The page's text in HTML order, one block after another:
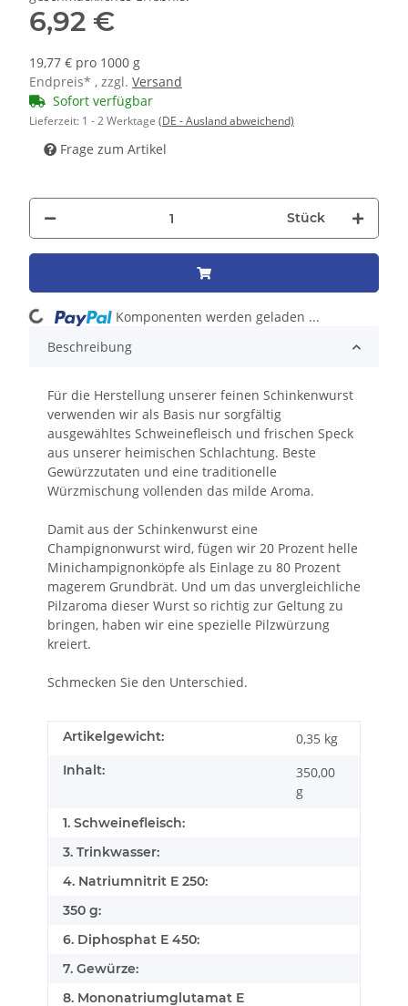
6,92 €
19,77 € pro 1000 g
Endpreis* , zzgl. Versand
Sofort verfügbar
Lieferzeit: 1 - 2 Werktage (DE - Ausland abweichend)
Frage zum Artikel
Stück
Komponenten werden geladen ...
Beschreibung
Für die Herstellung unserer feinen Schinkenwurst
verwenden wir als Basis nur sorgfältig
ausgewähltes Schweinefleisch und frischen Speck
aus unserer heimischen Schlachtung. Beste
Gewürzzutaten und eine traditionelle
Würzmischung vollenden das milde Aroma.
Damit aus der Schinkenwurst eine
Champignonwurst wird, fügen wir 20 Prozent helle
Minichampignonköpfe als Einlage zu 80 Prozent
magerem Grundbrät. Und um das unvergleichliche
Pilzaroma dieser Wurst so richtig zur Geltung zu
bringen, haben wir eine spezielle Pilzwürzung
kreiert.
Schmecken Sie den Unterschied.
Artikelgewicht: 0,35 kg
Inhalt:
350,00
g
1. Schweinefleisch:
3. Trinkwasser:
4. Natriumnitrit E 250:
350 g:
6. Diphosphat E 450:
7. Gewürze:
8. Mononatriumglutamat E